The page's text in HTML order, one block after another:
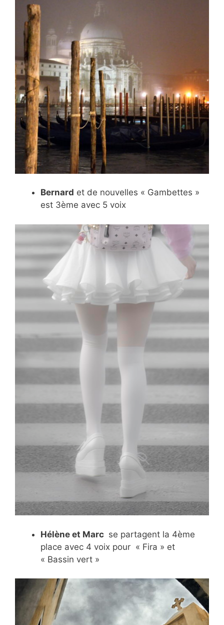
Bernard et de nouvelles « Gambettes »
est 3ème avec 5 voix
Hélène et Marc se partagent la 4ème
place avec 4 voix pour « Fira » et
« Bassin vert »